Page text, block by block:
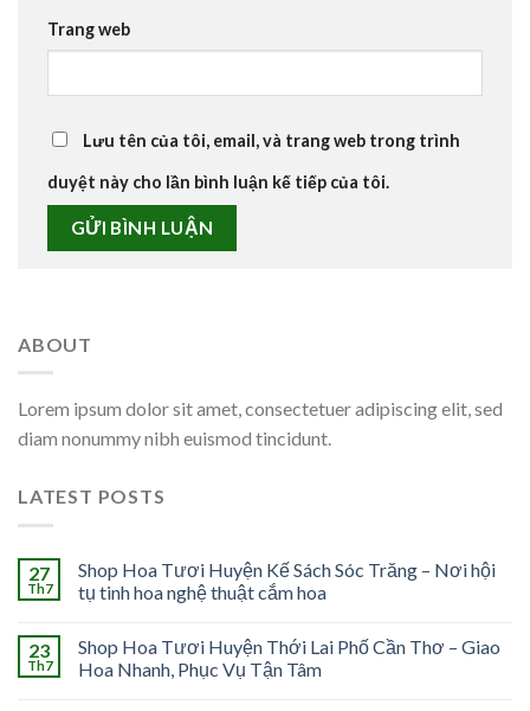
Trang web
Lưu tên của tôi, email, và trang web trong trình
duyệt này cho lần bình luận kế tiếp của tôi.
ABOUT
Lorem ipsum dolor sit amet, consectetuer adipiscing elit, sed
diam nonummy nibh euismod tincidunt.
LATEST POSTS
27
Th7
Shop Hoa Tươi Huyện Kế Sách Sóc Trăng – Nơi hội
tụ tinh hoa nghệ thuật cắm hoa
23
Th7
Shop Hoa Tươi Huyện Thới Lai Phố Cần Thơ – Giao
Hoa Nhanh, Phục Vụ Tận Tâm